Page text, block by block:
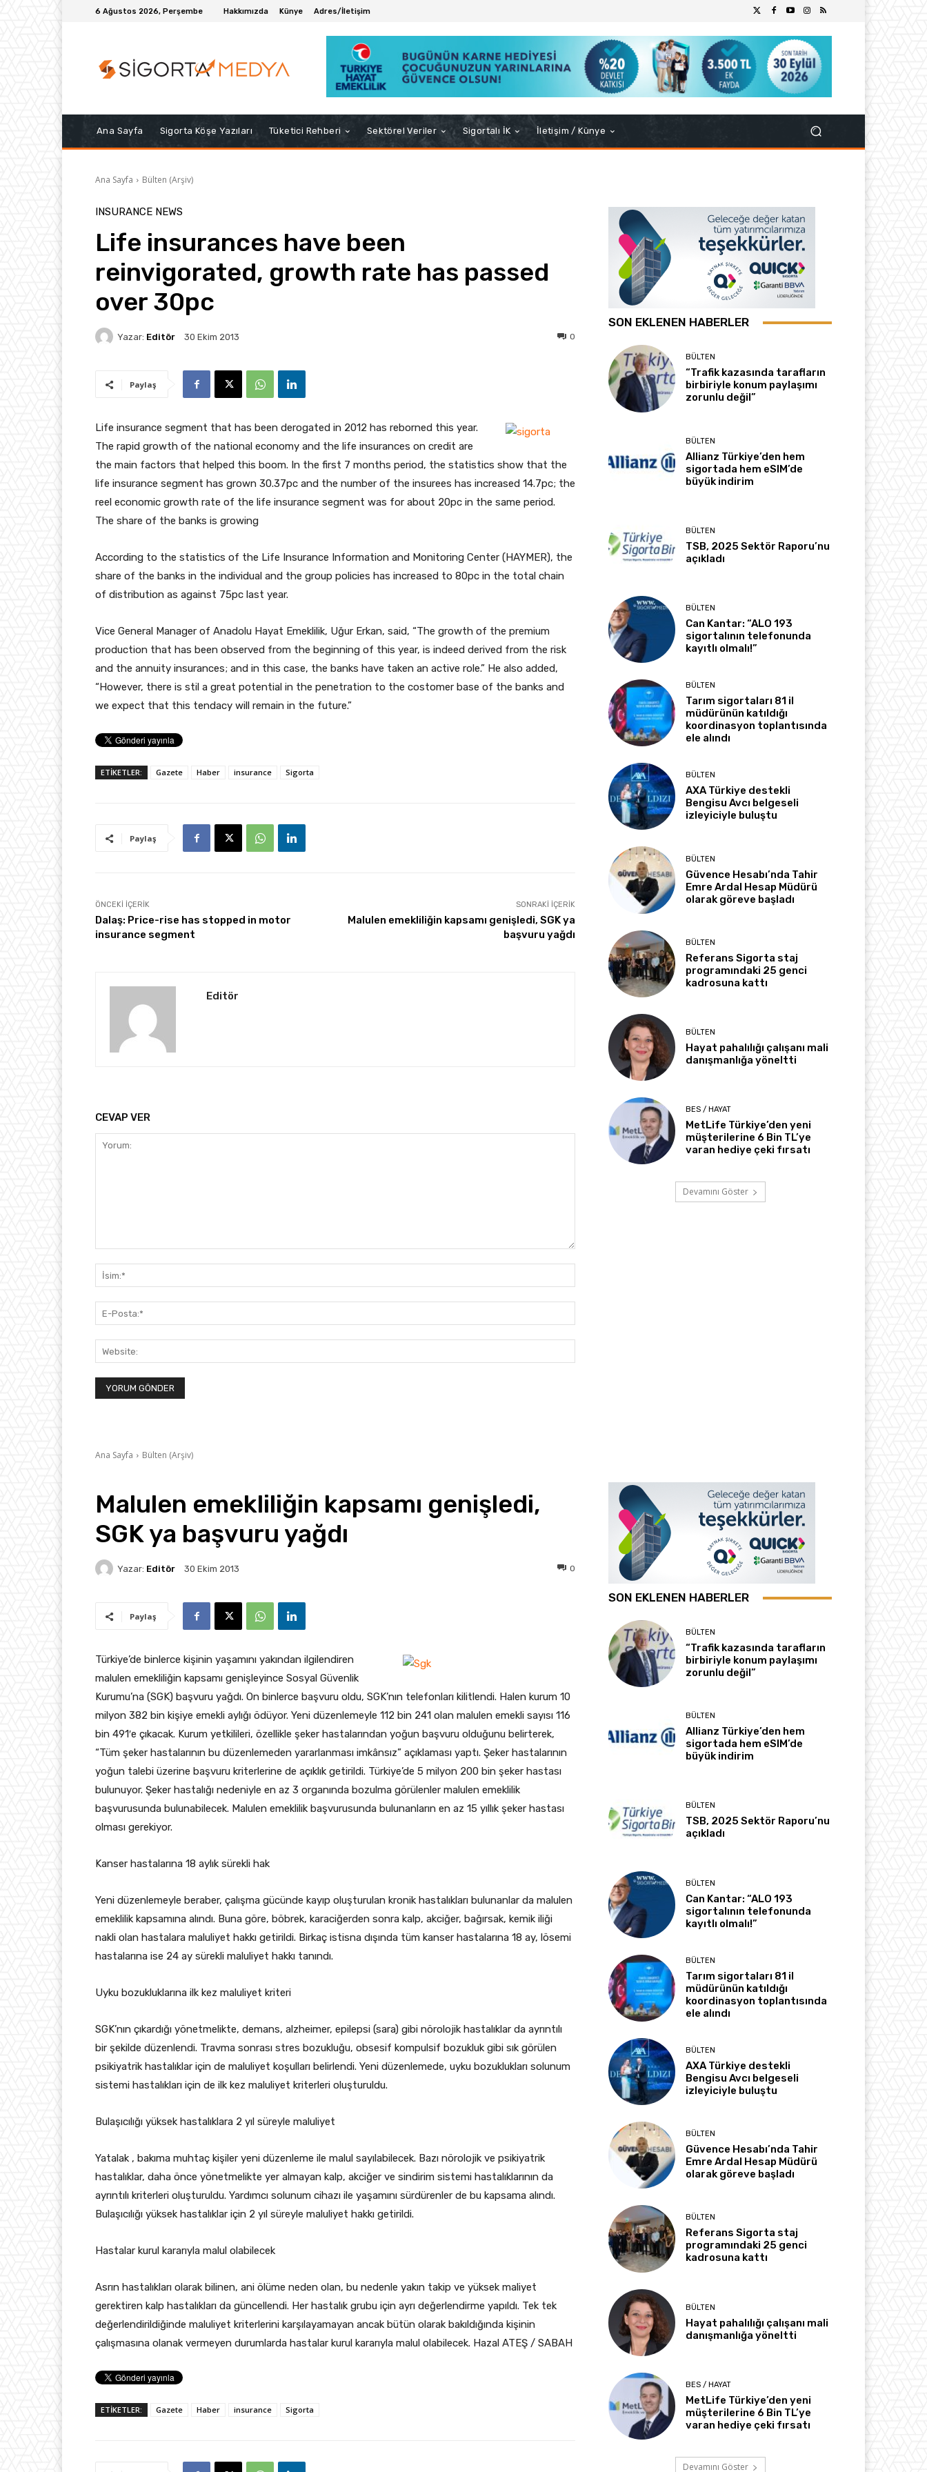
6 Ağustos 2026, Perşembe Hakkımızda Künye Adres/İletişim
Ana Sayfa Sigorta Köşe Yazıları Tüketici Rehberi Sektörel Veriler Sigortalı İK İletişim / Künye
Ana Sayfa Bülten (Arşiv)
INSURANCE NEWS
Life insurances have been
reinvigorated, growth rate has passed
over 30pc
Yazar: Editör 30 Ekim 2013 0
Paylaş
Life insurance segment that has been derogated in 2012 has reborned this year.
The rapid growth of the national economy and the life insurances on credit are
the main factors that helped this boom. In the first 7 months period, the statistics show that the
life insurance segment has grown 30.37pc and the number of the insurees has increased 14.7pc; the
reel economic growth rate of the life insurance segment was for about 20pc in the same period.
The share of the banks is growing
According to the statistics of the Life Insurance Information and Monitoring Center (HAYMER), the
share of the banks in the individual and the group policies has increased to 80pc in the total chain
of distribution as against 75pc last year.
Vice General Manager of Anadolu Hayat Emeklilik, Uğur Erkan, said, “The growth of the premium
production that has been observed from the beginning of this year, is indeed derived from the risk
and the annuity insurances; and in this case, the banks have taken an active role.” He also added,
“However, there is stil a great potential in the penetration to the costomer base of the banks and
we expect that this tendacy will remain in the future.”
ETİKETLER: Gazete Haber insurance Sigorta
Paylaş
ÖNCEKI İÇERIK
Dalaş: Price-rise has stopped in motor
insurance segment
SONRAKI İÇERIK
Malulen emekliliğin kapsamı genişledi, SGK ya
başvuru yağdı
Editör
CEVAP VER
Posta:*
SON EKLENEN HABERLER
BÜLTEN
“Trafik kazasında tarafların
birbiriyle konum paylaşımı
zorunlu değil”
BÜLTEN
Allianz Türkiye’den hem
sigortada hem eSIM’de
büyük indirim
BÜLTEN
TSB, 2025 Sektör Raporu’nu
açıkladı
BÜLTEN
Can Kantar: “ALO 193
sigortalının telefonunda
kayıtlı olmalı!”
BÜLTEN
Tarım sigortaları 81 il
müdürünün katıldığı
koordinasyon toplantısında
ele alındı
BÜLTEN
AXA Türkiye destekli
Bengisu Avcı belgeseli
izleyiciyle buluştu
BÜLTEN
Güvence Hesabı’nda Tahir
Emre Ardal Hesap Müdürü
olarak göreve başladı
BÜLTEN
Referans Sigorta staj
programındaki 25 genci
kadrosuna kattı
BÜLTEN
Hayat pahalılığı çalışanı mali
danışmanlığa yöneltti
BES / HAYAT
MetLife Türkiye’den yeni
müşterilerine 6 Bin TL’ye
varan hediye çeki fırsatı
Devamını Göster